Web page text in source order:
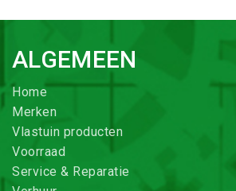
ALGEMEEN
Home
Merken
Vlastuin producten
Voorraad
Service & Reparatie